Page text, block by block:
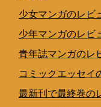
少女マンガのレビ
少年マンガのレビ
青年誌マンガのレ
コミックエッセイ
最新刊で最終巻の